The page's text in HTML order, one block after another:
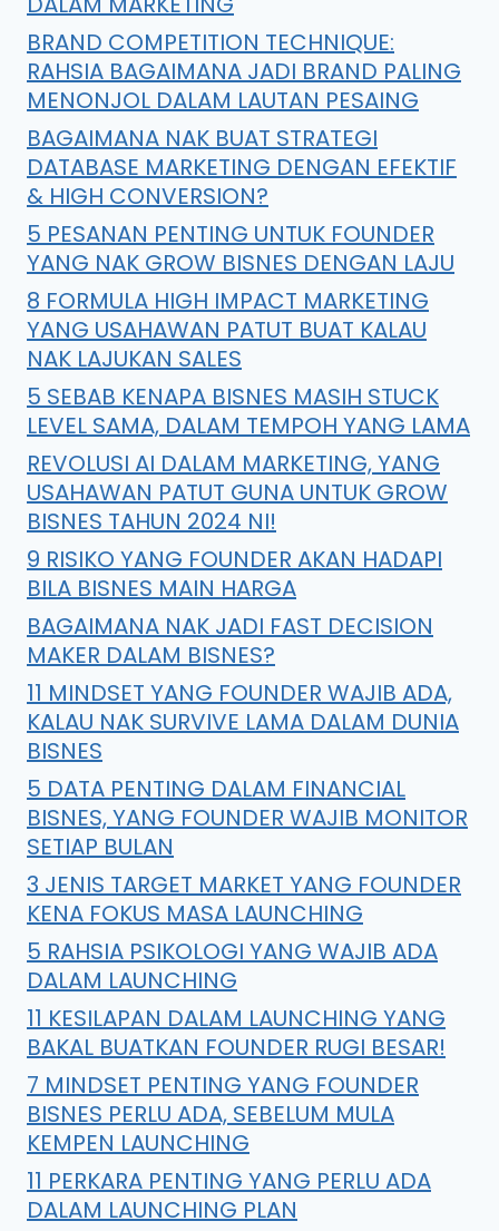
BRAND COMPETITION TECHNIQUE:
RAHSIA BAGAIMANA JADI BRAND PALING
MENONJOL DALAM LAUTAN PESAING
BAGAIMANA NAK BUAT STRATEGI
DATABASE MARKETING DENGAN EFEKTIF
& HIGH CONVERSION?
5 PESANAN PENTING UNTUK FOUNDER
YANG NAK GROW BISNES DENGAN LAJU
8 FORMULA HIGH IMPACT MARKETING
YANG USAHAWAN PATUT BUAT KALAU
NAK LAJUKAN SALES
5 SEBAB KENAPA BISNES MASIH STUCK
LEVEL SAMA, DALAM TEMPOH YANG LAMA
REVOLUSI AI DALAM MARKETING, YANG
USAHAWAN PATUT GUNA UNTUK GROW
BISNES TAHUN 2024 NI!
9 RISIKO YANG FOUNDER AKAN HADAPI
BILA BISNES MAIN HARGA
BAGAIMANA NAK JADI FAST DECISION
MAKER DALAM BISNES?
11 MINDSET YANG FOUNDER WAJIB ADA,
KALAU NAK SURVIVE LAMA DALAM DUNIA
BISNES
5 DATA PENTING DALAM FINANCIAL
BISNES, YANG FOUNDER WAJIB MONITOR
SETIAP BULAN
3 JENIS TARGET MARKET YANG FOUNDER
KENA FOKUS MASA LAUNCHING
5 RAHSIA PSIKOLOGI YANG WAJIB ADA
DALAM LAUNCHING
11 KESILAPAN DALAM LAUNCHING YANG
BAKAL BUATKAN FOUNDER RUGI BESAR!
7 MINDSET PENTING YANG FOUNDER
BISNES PERLU ADA, SEBELUM MULA
KEMPEN LAUNCHING
11 PERKARA PENTING YANG PERLU ADA
DALAM LAUNCHING PLAN